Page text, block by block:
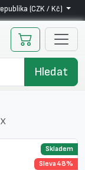
(CZK / Kč)
Hledat
Skladem
Sleva 48%